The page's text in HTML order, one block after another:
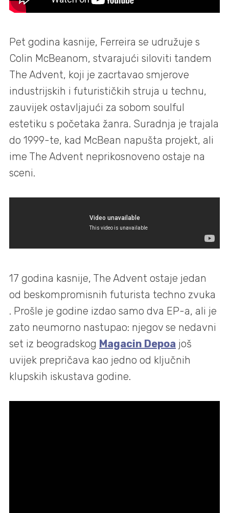
Pet godina kasnije, Ferreira se udružuje s
Colin McBeanom, stvarajući siloviti tandem
The Advent, koji je zacrtavao smjerove
industrijskih i futurističkih struja u technu,
zauvijek ostavljajući za sobom soulful
estetiku s početaka žanra. Suradnja je trajala
do 1999-te, kad McBean napušta projekt, ali
ime The Advent neprikosnoveno ostaje na
sceni.
17 godina kasnije, The Advent ostaje jedan
od beskompromisnih futurista techno zvuka
. Prošle je godine izdao samo dva EP-a, ali je
zato neumorno nastupao: njegov se nedavni
set iz beogradskog Magacin Depoa još
uvijek prepričava kao jedno od ključnih
klupskih iskustava godine.